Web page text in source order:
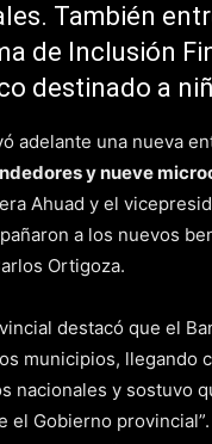
También
de Inclusión
destinado a
adelante una nueva
y nueve
Ahuad y el
a los nuevos
Ortigoza.
destacó que el
municipios, llegando
nacionales y sostuvo
el Gobierno